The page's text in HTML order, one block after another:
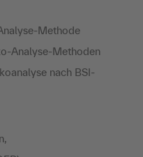
Methode
Analyse-Methoden
nach BSI-